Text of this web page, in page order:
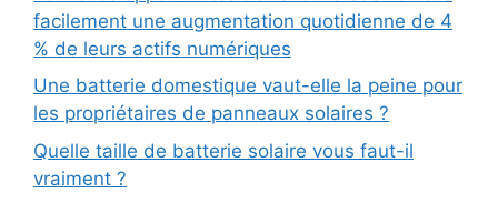
facilement une augmentation quotidienne de 4
% de leurs actifs numériques
Une batterie domestique vaut-elle la peine pour
les propriétaires de panneaux solaires ?
Quelle taille de batterie solaire vous faut-il
vraiment ?